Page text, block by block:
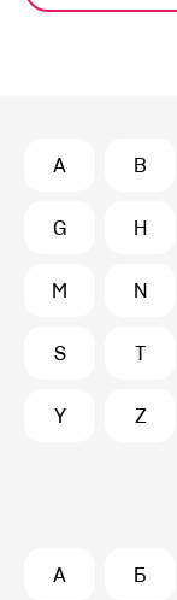
A B
G H
M N
S T
Y Z
А Б